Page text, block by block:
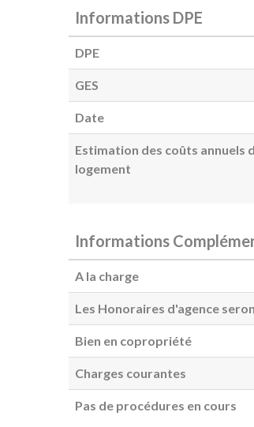
Informations DPE
DPE
GES
Date
Estimation des coûts annuels
logement
Informations
A la charge
Les Honoraires d'agence
Bien en copropriété
Charges courantes
Pas de procédures en cours